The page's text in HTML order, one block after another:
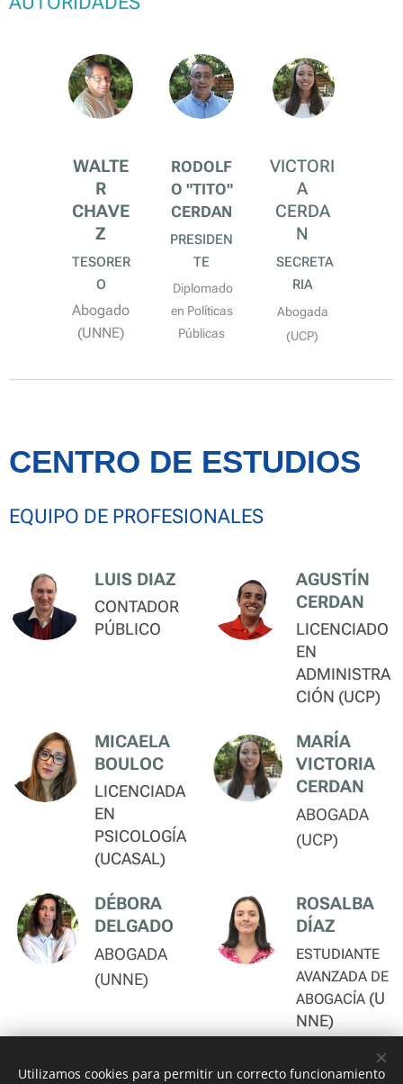
WALTE
R
CHAVE
Z
TESORER
O
Abogado
(UNNE)
RODOLF
O "TITO"
CERDAN
PRESIDEN
TE
Diplomado
en Políticas
Públicas
VICTORI
A
CERDA
N
SECRETA
RIA
Abogada
(UCP)
CENTRO DE ESTUDIOS
EQUIPO DE PROFESIONALES
LUIS DIAZ
CONTADOR
PÚBLICO
AGUSTÍN
CERDAN
LICENCIADO
EN
ADMINISTRA
CIÓN (UCP)
MICAELA
BOULOC
LICENCIADA
EN
PSICOLOGÍA
(UCASAL)
MARÍA
VICTORIA
CERDAN
ABOGADA
(UCP)
DÉBORA
DELGADO
ABOGADA
(UNNE)
ROSALBA
DÍAZ
ESTUDIANTE
AVANZADA DE
ABOGACÍA (U
NNE)
Utilizamos cookies para permitir un correcto funcionamiento